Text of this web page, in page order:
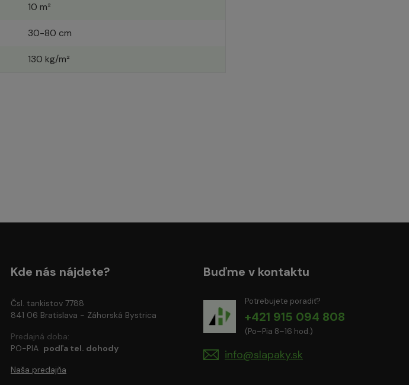
10 m²
30-80 cm
130 kg/m²
Kde nás nájdete?
Čsl. tankistov 7788
841 06 Bratislava - Záhorská Bystrica
Predajná doba:
PO-PIA podľa tel. dohody
Naša predajňa
Buďme v kontaktu
Potrebujete poradiť?
+421 915 094 808
(Po–Pia 8–16 hod.)
info@slapaky.sk